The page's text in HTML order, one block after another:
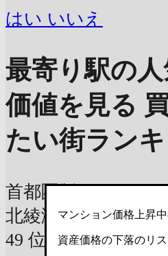
はい いいえ
最寄り駅の
価値を見る
たい街ラン
首都圏版ランキン
北綾瀬駅東京メトロ
49 位
マンション価格上昇中
資産価格の下落のリ